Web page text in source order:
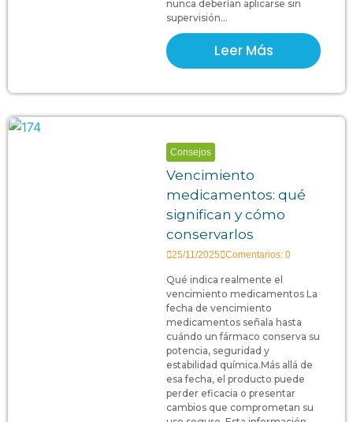
nunca deberían aplicarse sin
supervisión...
Leer Más
Consejos
Vencimiento
medicamentos: qué
significan y cómo
conservarlos
25/11/2025 Comentarios: 0
Qué indica realmente el
vencimiento medicamentos La
fecha de vencimiento
medicamentos señala hasta
cuándo un fármaco conserva su
potencia, seguridad y
estabilidad química.Más allá de
esa fecha, el producto puede
perder eficacia o presentar
cambios que comprometan su